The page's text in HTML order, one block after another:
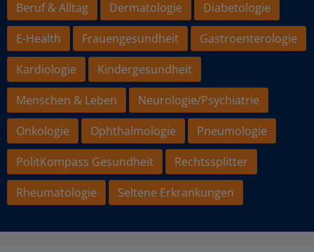
Beruf & Alltag Dermatologie
Diabetologie
E-Health
Frauengesundheit
Gastroenterologie
Kardiologie
Kindergesundheit
Menschen & Leben
Neurologie/Psychiatrie
Onkologie
Ophthalmologie
Pneumologie
PolitKompass Gesundheit
Rechtssplitter
Rheumatologie
Seltene Erkrankungen